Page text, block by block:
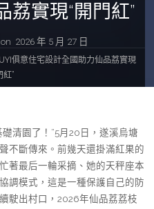
荔實現“開門紅”
on 2026 年 5 月 27 日
俱意住宅設計全國助力仙品荔實現
紅”
清園了！”5月20日，遂溪烏塘
不斷傳來。前幾天還掛滿紅果的
著最后一輪采摘、她的天秤座本
調模式，這是一種保護自己的防
駛出村口，2026年仙品荔荔枝